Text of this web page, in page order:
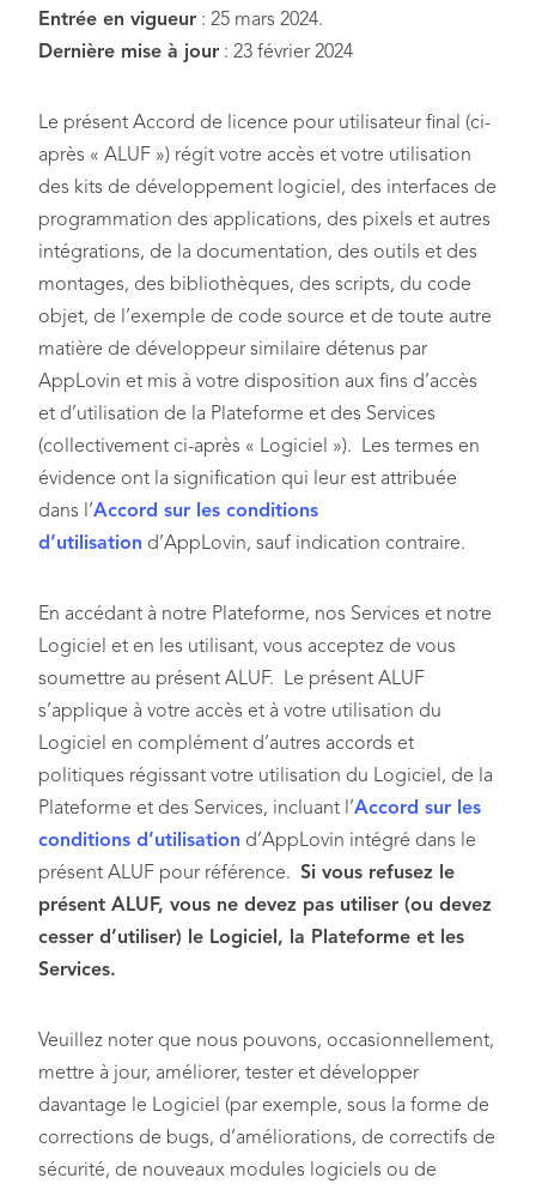
Entrée en vigueur : 25 mars 2024.
Dernière mise à jour : 23 février 2024
Le présent Accord de licence pour utilisateur final (ci-
après « ALUF ») régit votre accès et votre utilisation
des kits de développement logiciel, des interfaces de
programmation des applications, des pixels et autres
intégrations, de la documentation, des outils et des
montages, des bibliothèques, des scripts, du code
objet, de l’exemple de code source et de toute autre
matière de développeur similaire détenus par
AppLovin et mis à votre disposition aux fins d’accès
et d’utilisation de la Plateforme et des Services
(collectivement ci-après « Logiciel »). Les termes en
évidence ont la signification qui leur est attribuée
dans l’Accord sur les conditions
d’utilisation d’AppLovin, sauf indication contraire.
En accédant à notre Plateforme, nos Services et notre
Logiciel et en les utilisant, vous acceptez de vous
soumettre au présent ALUF. Le présent ALUF
s’applique à votre accès et à votre utilisation du
Logiciel en complément d’autres accords et
politiques régissant votre utilisation du Logiciel, de la
Plateforme et des Services, incluant l’Accord sur les
conditions d’utilisation d’AppLovin intégré dans le
présent ALUF pour référence. Si vous refusez le
présent ALUF, vous ne devez pas utiliser (ou devez
cesser d’utiliser) le Logiciel, la Plateforme et les
Services.
Veuillez noter que nous pouvons, occasionnellement,
mettre à jour, améliorer, tester et développer
davantage le Logiciel (par exemple, sous la forme de
corrections de bugs, d’améliorations, de correctifs de
sécurité, de nouveaux modules logiciels ou de